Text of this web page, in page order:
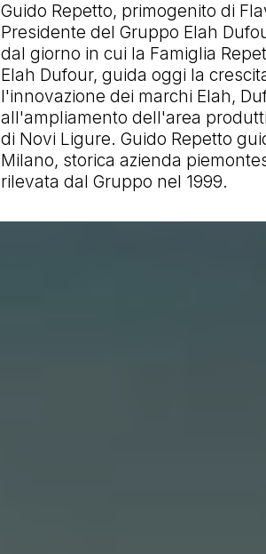
Guido Repetto, primogenito di
Presidente del Gruppo Elah
dal giorno in cui la Famiglia
Elah Dufour, guida oggi la
l'innovazione dei marchi Elah,
all'ampliamento dell'area
di Novi Ligure. Guido Repetto
Milano, storica azienda
rilevata dal Gruppo nel 1999.